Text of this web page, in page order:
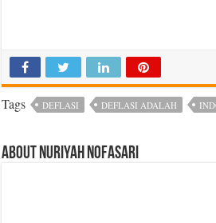
Tags DEFLASI DEFLASI ADALAH
About Nuriyah Nofasari